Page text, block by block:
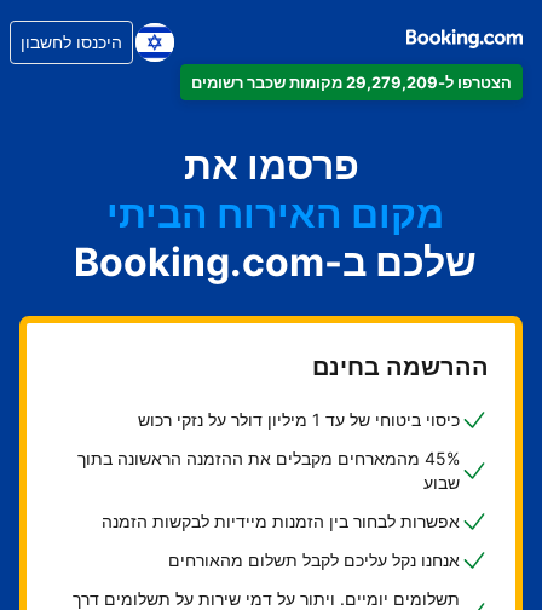
הצטרפו ל-29,279,209 מקומות שכבר רשומים
היכנסו לחשבון
פרסמו את
הדירה
המלון
מקום האירוח הביתי
בית ההארחה
ה-B&B
שלכם ב-Booking.com
ההרשמה בחינם
כיסוי ביטוחי של עד 1 מיליון דולר על נזקי רכוש
45% מהמארחים מקבלים את ההזמנה הראשונה בתוך
שבוע
אפשרות לבחור בין הזמנות מיידיות לבקשות הזמנה
אנחנו נקל עליכם לקבל תשלום מהאורחים
תשלומים יומיים. ויתור על דמי שירות על תשלומים דרך